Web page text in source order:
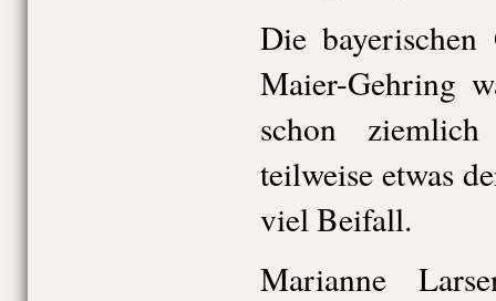
Die
Maier-Gehring
schon ziemlich
teilweise etwas
viel Beifall.
Marianne